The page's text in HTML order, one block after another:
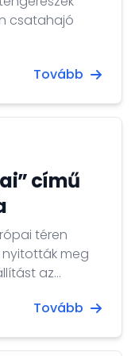
csatahajó
Tovább
című
téren
meg
az
. A
kiemelt
Tovább